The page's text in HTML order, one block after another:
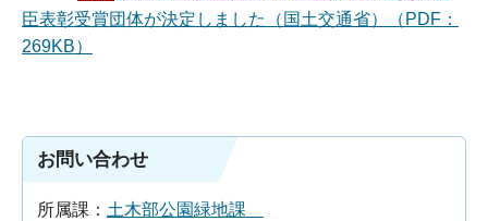
臣表彰受賞団体が決定しました（国土交通省）（PDF：
269KB）
お問い合わせ
所属課： 土木部公園緑地課